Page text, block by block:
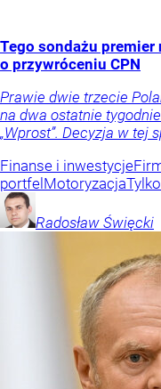
Tego sondażu
o przywróceniu CPN
Prawie dwie trzecie
na dwa ostatnie
„Wprost”. Decyzja w tej
Finanse i inwestycje
portfel Motoryzacja
Radosław Święcki